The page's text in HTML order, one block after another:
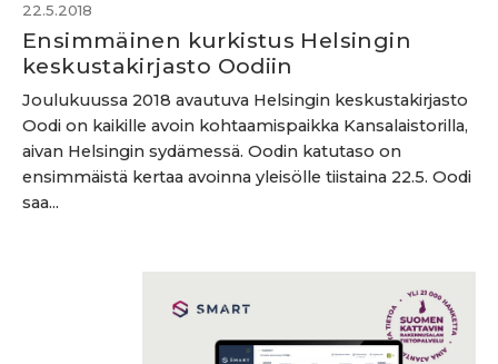
22.5.2018
Ensimmäinen kurkistus Helsingin
keskustakirjasto Oodiin
Joulukuussa 2018 avautuva Helsingin keskustakirjasto
Oodi on kaikille avoin kohtaamispaikka Kansalaistorilla,
aivan Helsingin sydämessä. Oodin katutaso on
ensimmäistä kertaa avoinna yleisölle tiistaina 22.5. Oodi
saa...